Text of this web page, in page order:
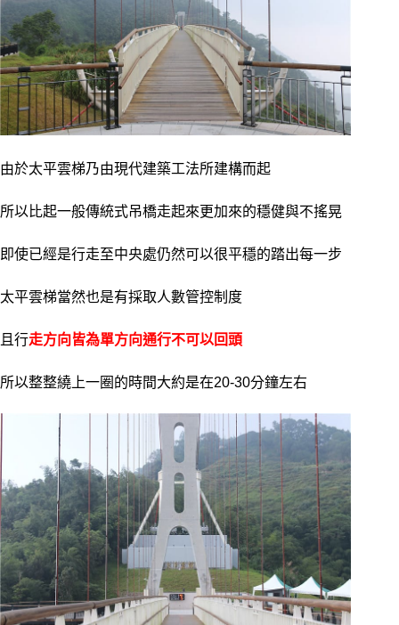
由於太平雲梯乃由現代建築工法所建構而起
所以比起一般傳統式吊橋走起來更加來的穩健與不搖晃
即使已經是行走至中央處仍然可以很平穩的踏出每一步
太平雲梯當然也是有採取人數管控制度
且行走方向皆為單方向通行不可以回頭
所以整整繞上一圈的時間大約是在20-30分鐘左右